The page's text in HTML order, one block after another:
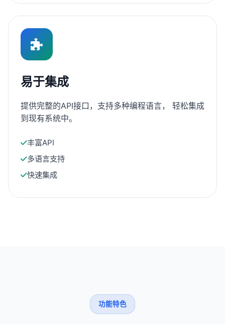
易于集成
提供完整的API接口，支持多种编程语言， 轻松集成
到现有系统中。
丰富API
多语言支持
快速集成
功能特色